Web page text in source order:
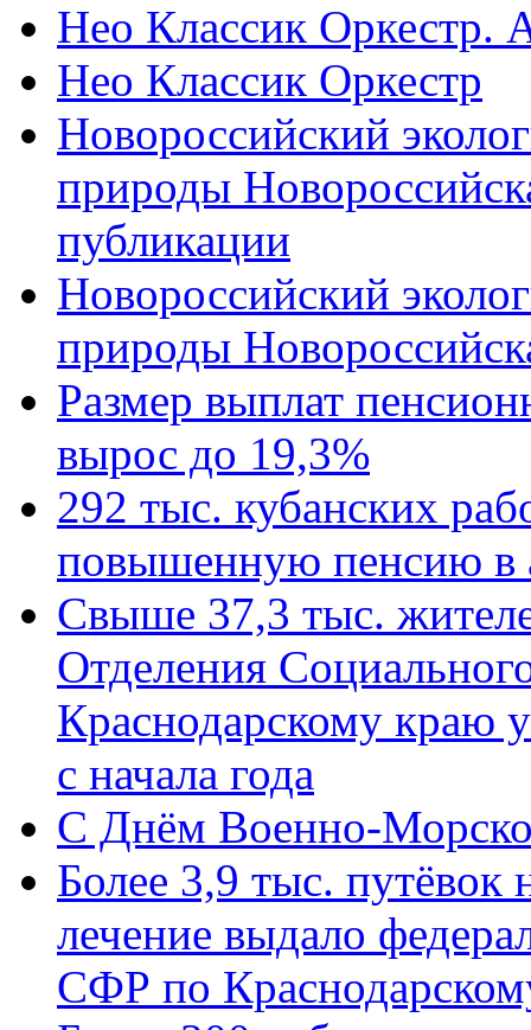
Нео Классик Оркестр.
Нео Классик Оркестр
Новороссийский
природы
публикации
Новороссийский
природы
Размер выплат
вырос до 19,3%
292 тыс. кубанских
повышенную пенсию в
Свыше 37,3 тыс.
Отделения
Краснодарскому краю
с начала года
C Днём Военно-
Более 3,9 тыс. путёвок
лечение выдало
СФР по